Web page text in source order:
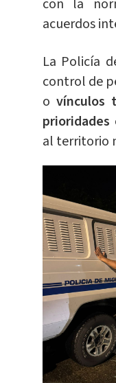
con la
acuerdos
La Policía
control de
o vínculos
prioridades
al territorio